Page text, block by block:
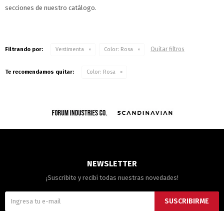
secciones de nuestro catálogo.
Filtrando por: Vestimenta Color: Rosa Quitar filtros
Te recomendamos quitar: Color: Rosa
NEWSLETTER
¡Suscribite y recibí todas nuestras novedades!
SUSCRIBIRME